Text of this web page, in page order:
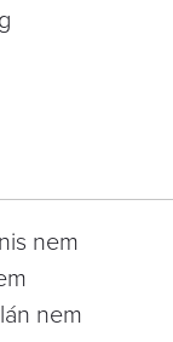
nem
nem